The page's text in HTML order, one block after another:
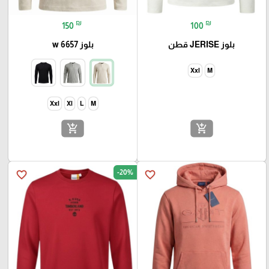
100 ₪
بلوز JERISE قطن
M
Xxl
add_shopping_cart
150 ₪
بلوز w 6657
M
L
Xl
Xxl
add_shopping_cart
favorite_border
favorite_border -20%